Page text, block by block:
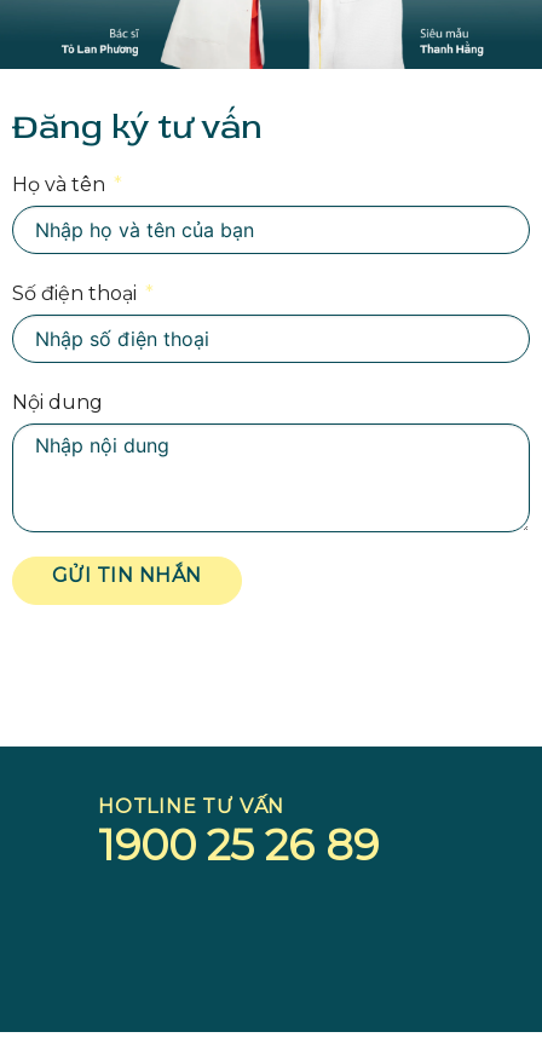
Đăng ký tư vấn
Họ và tên
Số điện thoại
Nội dung
GỬI TIN NHẮN
HOTLINE TƯ VẤN
1900 25 26 89